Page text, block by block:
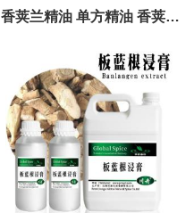
香荚兰精油 单方精油 香荚兰